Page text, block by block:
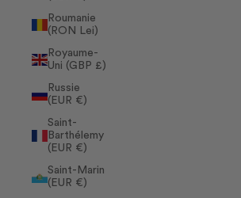
Roumanie
(RON Lei)
Royaume-
Uni (GBP £)
Russie
(EUR €)
Saint-
Barthélemy
(EUR €)
Saint-Marin
(EUR €)